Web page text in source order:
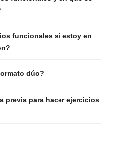
funcionales si estoy en
dúo?
previa para hacer ejercicios